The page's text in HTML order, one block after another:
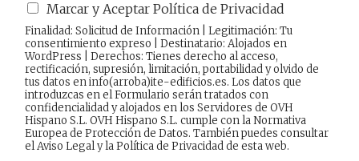
Marcar y Aceptar Política de Privacidad
Finalidad: Solicitud de Información | Legitimación: Tu
consentimiento expreso | Destinatario: Alojados en
WordPress | Derechos: Tienes derecho al acceso,
rectificación, supresión, limitación, portabilidad y olvido de
tus datos en info(arroba)ite-edificios.es. Los datos que
introduzcas en el Formulario serán tratados con
confidencialidad y alojados en los Servidores de OVH
Hispano S.L. OVH Hispano S.L. cumple con la Normativa
Europea de Protección de Datos. También puedes consultar
elAviso Legaly laPolítica de Privacidadde esta web.